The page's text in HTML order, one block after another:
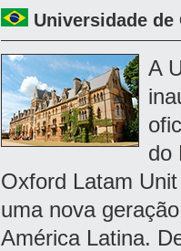
Universidade
A
do
Oxford Latam
uma nova
América Latina.